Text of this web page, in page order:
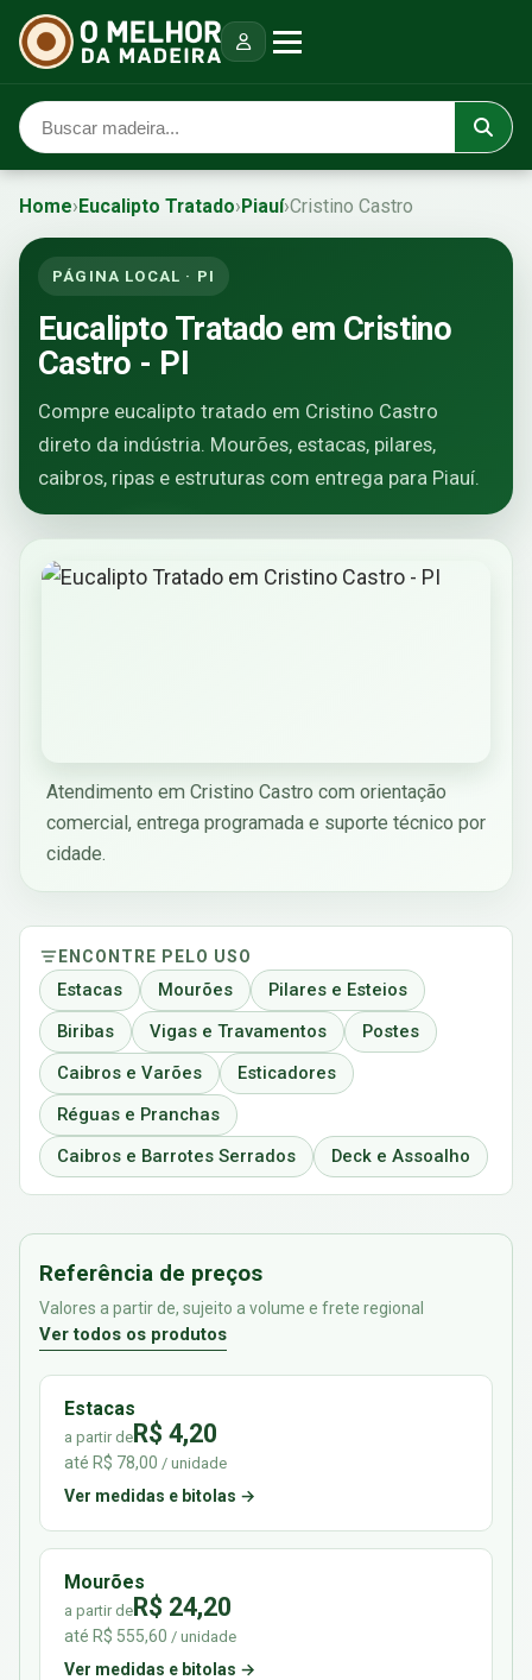
Home›Eucalipto Tratado›Piauí›Cristino Castro
PÁGINA LOCAL · PI
Eucalipto Tratado em Cristino
Castro - PI
Compre eucalipto tratado em Cristino Castro
direto da indústria. Mourões, estacas, pilares,
caibros, ripas e estruturas com entrega para Piauí.
Atendimento em Cristino Castro com orientação
comercial, entrega programada e suporte técnico por
cidade.
ENCONTRE PELO USO
Estacas Mourões
Pilares e Esteios
Biribas
Vigas e Travamentos
Postes
Caibros e Varões
Esticadores
Réguas e Pranchas
Caibros e Barrotes Serrados
Deck e Assoalho
Referência de preços
Valores a partir de, sujeito a volume e frete regional
Ver todos os produtos
Estacas
a partir deR$ 4,20
até R$ 78,00 / unidade
Ver medidas e bitolas →
Mourões
a partir deR$ 24,20
até R$ 555,60 / unidade
Ver medidas e bitolas →